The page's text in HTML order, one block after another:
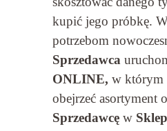
kupić jego próbkę.
potrzebom
Sprzedawca
ONLINE, w którym
obejrzeć asortyment
Sprzedawcę w